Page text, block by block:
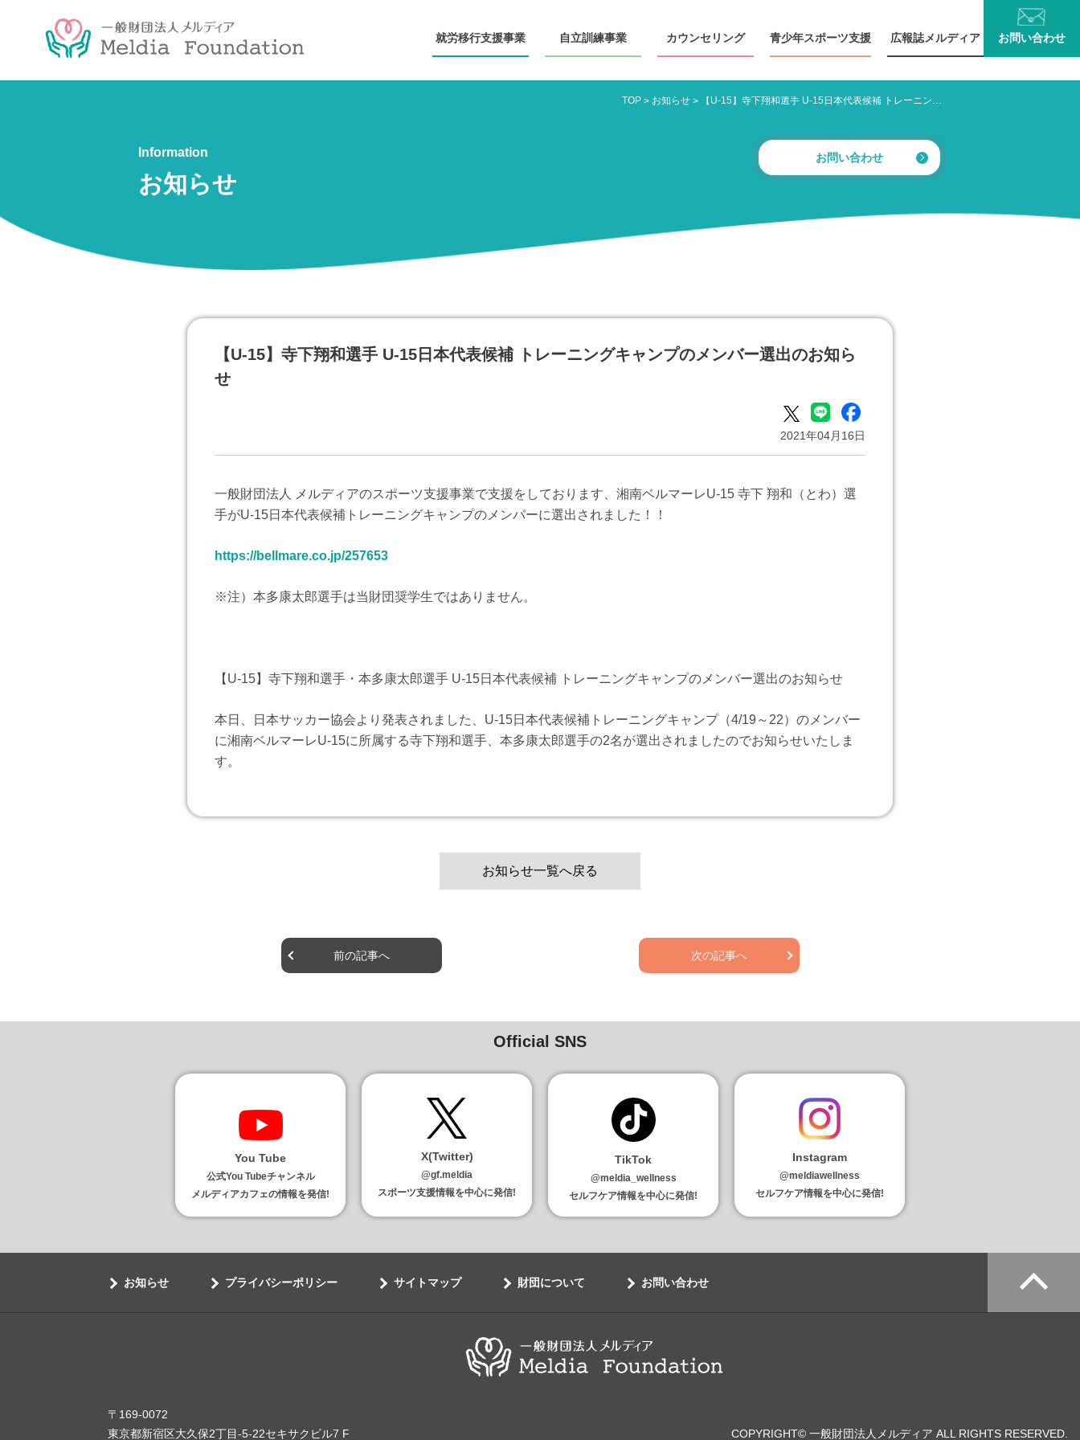
就労移行支援事業 自立訓練事業 カウンセ リング 青少年スポーツ支援 広報誌メルディア お問い合わせ
Information
お知らせ
TOP > お知らせ > 【U-15】寺下翔和選手 U-15日本代表候補 トレーニングキャンプのメンバー選出のお知らせ
お問い合わせ
【U-15】寺下翔和選手 U-15日本代表候補 トレーニングキャンプのメンバー選出のお知ら
せ
2021年04月16日
一般財団法人 メルディアのスポーツ支援事業で支援をしております、湘南ベルマーレU-15 寺下 翔和（とわ）選
手がU-15日本代表候補トレーニングキャンプのメンバーに選出されました！！
https://bellmare.co.jp/257653
※注）本多康太郎選手は当財団奨学生ではありません。
【U-15】寺下翔和選手・本多康太郎選手 U-15日本代表候補 トレーニングキャンプのメンバー選出のお知らせ
本日、日本サッカー協会より発表されました、U-15日本代表候補トレーニングキャンプ（4/19～22）のメンバー
に湘南ベルマーレU-15に所属する寺下翔和選手、本多康太郎選手の2名が選出されましたのでお知らせいたしま
す。
お知らせ一覧へ戻る
前の記事へ 次の記事へ
Official SNS
You Tube
公式You Tubeチャンネル
メルディアカフェの情報を発信!
X(Twitter)
@gf.meldia
スポーツ支援情報を中心に発信!
TikTok
@meldia_wellness
セルフケア情報を中心に発信!
Instagram
@meldiawellness
セルフケア情報を中心に発信!
お知らせ プライバシーポリシー サイトマップ 財団について お問い合わせ
〒169-0072
東京都新宿区大久保2丁目-5-22セキサクビル7 F
COPYRIGHT© 一般財団法人メルディア ALL RIGHTS RESERVED.